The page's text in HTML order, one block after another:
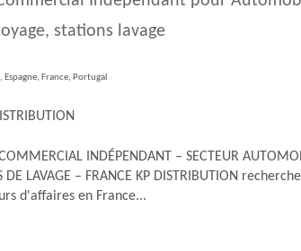
stations lavage
Espagne, France, Portugal
INDÉPENDANT – SECTEUR
DE LAVAGE – FRANCE KP DISTRIBUTION
d'affaires en France...